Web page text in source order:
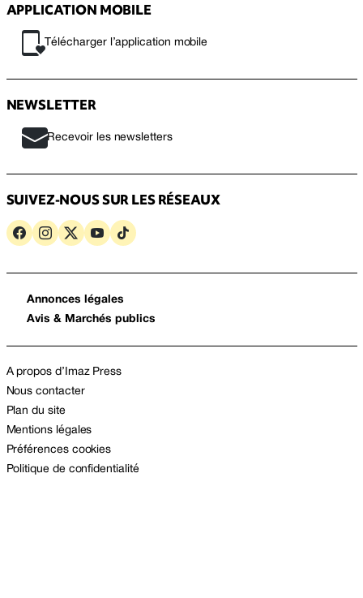
APPLICATION MOBILE
Télécharger l’application mobile
NEWSLETTER
Recevoir les newsletters
SUIVEZ-NOUS SUR LES RÉSEAUX
Annonces légales
Avis & Marchés publics
A propos d’Imaz Press
Nous contacter
Plan du site
Mentions légales
Préférences cookies
Politique de confidentialité